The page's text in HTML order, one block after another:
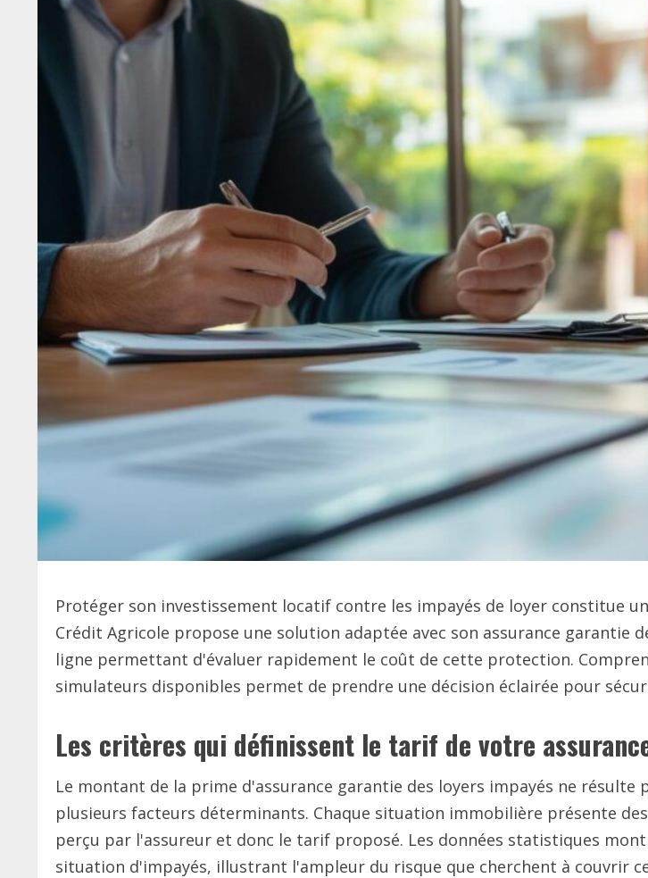
Protéger son investissement locatif contre les impayés de loyer constitue
Crédit Agricole propose une solution adaptée avec son assurance garantie
ligne permettant d'évaluer rapidement le coût de cette protection.
simulateurs disponibles permet de prendre une décision éclairée pour
Les critères qui définissent le tarif de votre
Le montant de la prime d'assurance garantie des loyers impayés ne
plusieurs facteurs déterminants. Chaque situation immobilière présente
perçu par l'assureur et donc le tarif proposé. Les données statistiques
situation d'impayés, illustrant l'ampleur du risque que cherchent à couvrir